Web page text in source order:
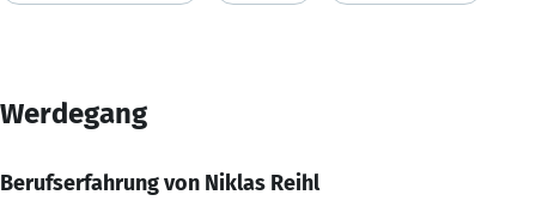
Werdegang
Berufserfahrung von Niklas Reihl